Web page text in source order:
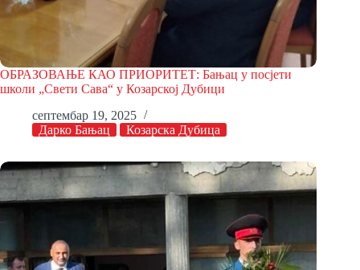
ОБРАЗОВАЊЕ КАО ПРИОРИТЕТ: Бањац у посјети
школи „Свети Сава“ у Козарској Дубици
септембар 19, 2025
Дарко Бањац
Козарска Дубица